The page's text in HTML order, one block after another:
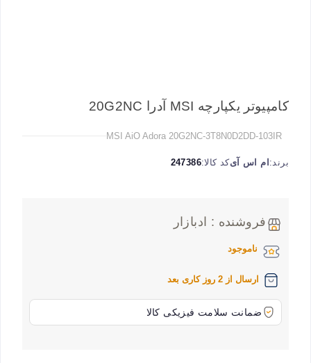
کامپیوتر یکپارچه MSI آدرا 20G2NC
MSI AiO Adora 20G2NC-3T8N0D2DD-103IR
برند: ام اس آیکد کالا:247386
فروشنده : ادبازار
ناموجود
ارسال از 2 روز کاری بعد
ضمانت سلامت فیزیکی کالا